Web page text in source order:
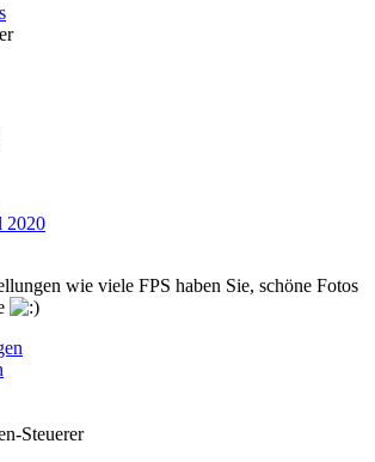
2020
wie viele FPS haben Sie, schöne Fotos
Steuerer